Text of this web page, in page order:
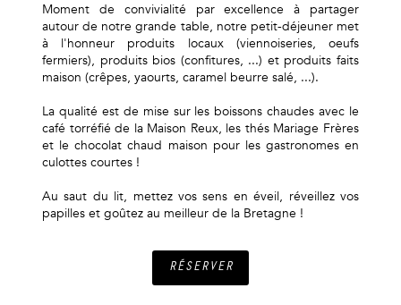
Moment de convivialité par excellence à partager
autour de notre grande table, notre petit-déjeuner met
à l'honneur produits locaux (viennoiseries, oeufs
fermiers), produits bios (confitures, ...) et produits faits
maison (crêpes, yaourts, caramel beurre salé, ...).
La qualité est de mise sur les boissons chaudes avec le
café torréfié de la Maison Reux, les thés Mariage Frères
et le chocolat chaud maison pour les gastronomes en
culottes courtes !
Au saut du lit, mettez vos sens en éveil, réveillez vos
papilles et goûtez au meilleur de la Bretagne !
RÉSERVER